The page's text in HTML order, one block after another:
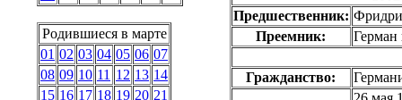
Родившиеся в марте
01 02 03 04 05 06 07
08 09 10 11 12 13 14
15 16 17 18 19 20 21
Предшественник:
Преемник:
Гражданство: